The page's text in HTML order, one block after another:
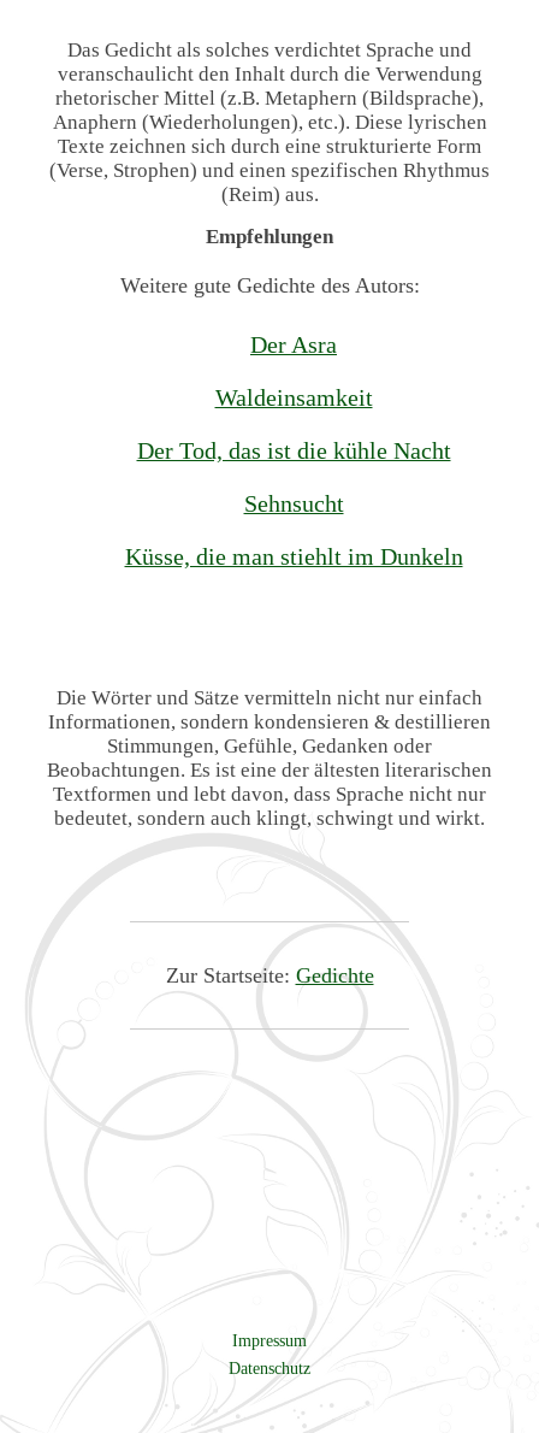
Das Gedicht als solches verdichtet Sprache und
veranschaulicht den Inhalt durch die Verwendung
rhetorischer Mittel (z.B. Metaphern (Bildsprache),
Anaphern (Wiederholungen), etc.). Diese lyrischen
Texte zeichnen sich durch eine strukturierte Form
(Verse, Strophen) und einen spezifischen Rhythmus
(Reim) aus.
Empfehlungen
Weitere gute Gedichte des Autors:
Der Asra
Waldeinsamkeit
Der Tod, das ist die kühle Nacht
Sehnsucht
Küsse, die man stiehlt im Dunkeln
Die Wörter und Sätze vermitteln nicht nur einfach
Informationen, sondern kondensieren & destillieren
Stimmungen, Gefühle, Gedanken oder
Beobachtungen. Es ist eine der ältesten literarischen
Textformen und lebt davon, dass Sprache nicht nur
bedeutet, sondern auch klingt, schwingt und wirkt.
Zur Startseite: Gedichte
Impressum
Datenschutz